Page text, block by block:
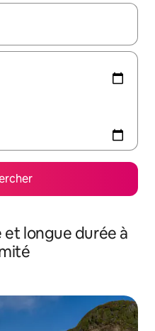
utilisez les flèches vers le
longue durée à
appréciés